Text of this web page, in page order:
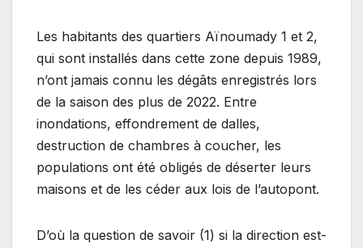
Les habitants des quartiers Aïnoumady 1 et 2,
qui sont installés dans cette zone depuis 1989,
n’ont jamais connu les dégâts enregistrés lors
de la saison des plus de 2022. Entre
inondations, effondrement de dalles,
destruction de chambres à coucher, les
populations ont été obligés de déserter leurs
maisons et de les céder aux lois de l’autopont.
D’où la question de savoir (1) si la direction est-